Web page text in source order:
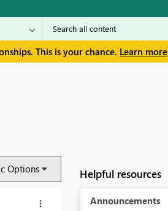
This is your chance. Learn more
Options Helpful resources
Announcements